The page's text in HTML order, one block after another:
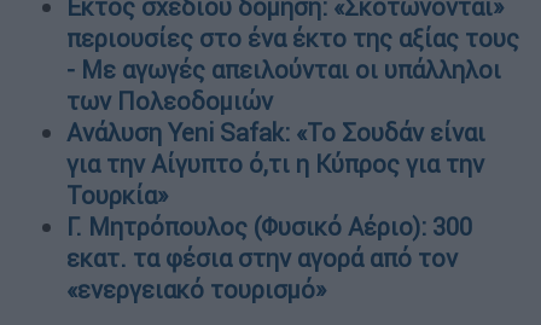
Εκτός σχεδίου δόμηση: «Σκοτώνονται»
περιουσίες στο ένα έκτο της αξίας τους
- Με αγωγές απειλούνται οι υπάλληλοι
των Πολεοδομιών
Ανάλυση Yeni Safak: «Το Σουδάν είναι
για την Αίγυπτο ό,τι η Κύπρος για την
Τουρκία»
Γ. Μητρόπουλος (Φυσικό Αέριο): 300
εκατ. τα φέσια στην αγορά από τον
«ενεργειακό τουρισμό»